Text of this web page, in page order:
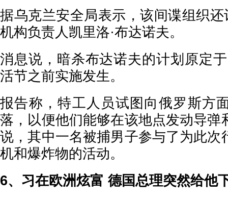
据乌克兰安全局表示，该间谍组织还
机构负责人凯里洛·布达诺夫。
消息说，暗杀布达诺夫的计划原定
活节之前实施发生。
报告称，特工人员试图向俄罗斯方
落，以便他们能够在该地点发动导弹
说，其中一名被捕男子参与了为此次
机和爆炸物的活动。
6、习在欧洲炫富 德国总理突然给他